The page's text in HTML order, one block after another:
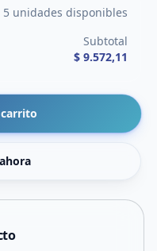
5 unidades disponibles
Subtotal
$ 9.572,11